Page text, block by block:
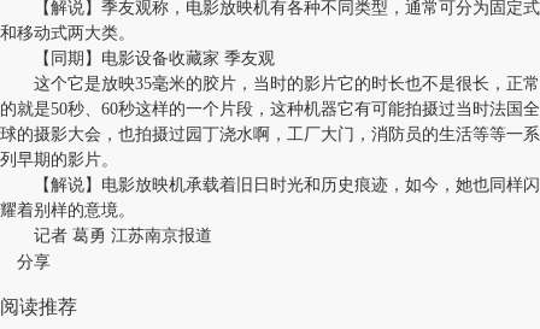
【解说】季友观称，电影放映机有各种不同类型，通常可分为固定式
和移动式两大类。
【同期】电影设备收藏家 季友观
这个它是放映35毫米的胶片，当时的影片它的时长也不是很长，正常
的就是50秒、60秒这样的一个片段，这种机器它有可能拍摄过当时法国全
球的摄影大会，也拍摄过园丁浇水啊，工厂大门，消防员的生活等等一系
列早期的影片。
【解说】电影放映机承载着旧日时光和历史痕迹，如今，她也同样闪
耀着别样的意境。
记者 葛勇 江苏南京报道
分享
阅读推荐